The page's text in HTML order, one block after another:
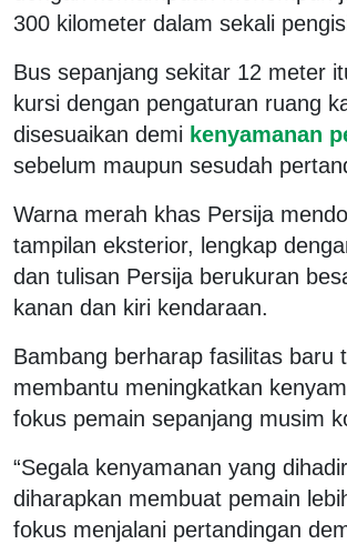
300 kilometer dalam sekali
Bus sepanjang sekitar 12 meter
kursi dengan pengaturan ruang
disesuaikan demi kenyamanan
sebelum maupun sesudah
Warna merah khas Persija
tampilan eksterior, lengkap
dan tulisan Persija berukuran
kanan dan kiri kendaraan.
Bambang berharap fasilitas baru
membantu meningkatkan
fokus pemain sepanjang musim
“Segala kenyamanan yang
diharapkan membuat pemain
fokus menjalani pertandingan